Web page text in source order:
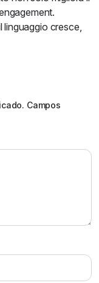
linguaggio cresce,
Campos